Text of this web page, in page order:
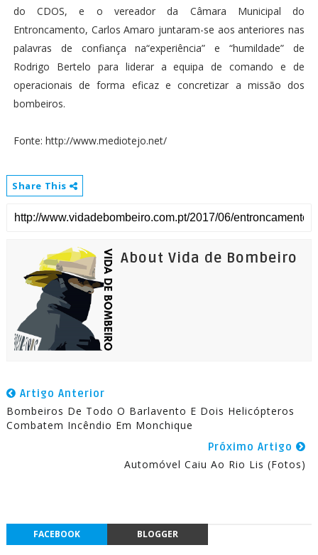
do CDOS, e o vereador da Câmara Municipal do
Entroncamento, Carlos Amaro juntaram-se aos anteriores nas
palavras de confiança na“experiência” e “humildade” de
Rodrigo Bertelo para liderar a equipa de comando e de
operacionais de forma eficaz e concretizar a missão dos
bombeiros.
Fonte: http://www.mediotejo.net/
Share This
About Vida de Bombeiro
Artigo Anterior
Bombeiros De Todo O Barlavento E Dois Helicópteros
Combatem Incêndio Em Monchique
Próximo Artigo
Automóvel Caiu Ao Rio Lis (Fotos)
FACEBOOK BLOGGER